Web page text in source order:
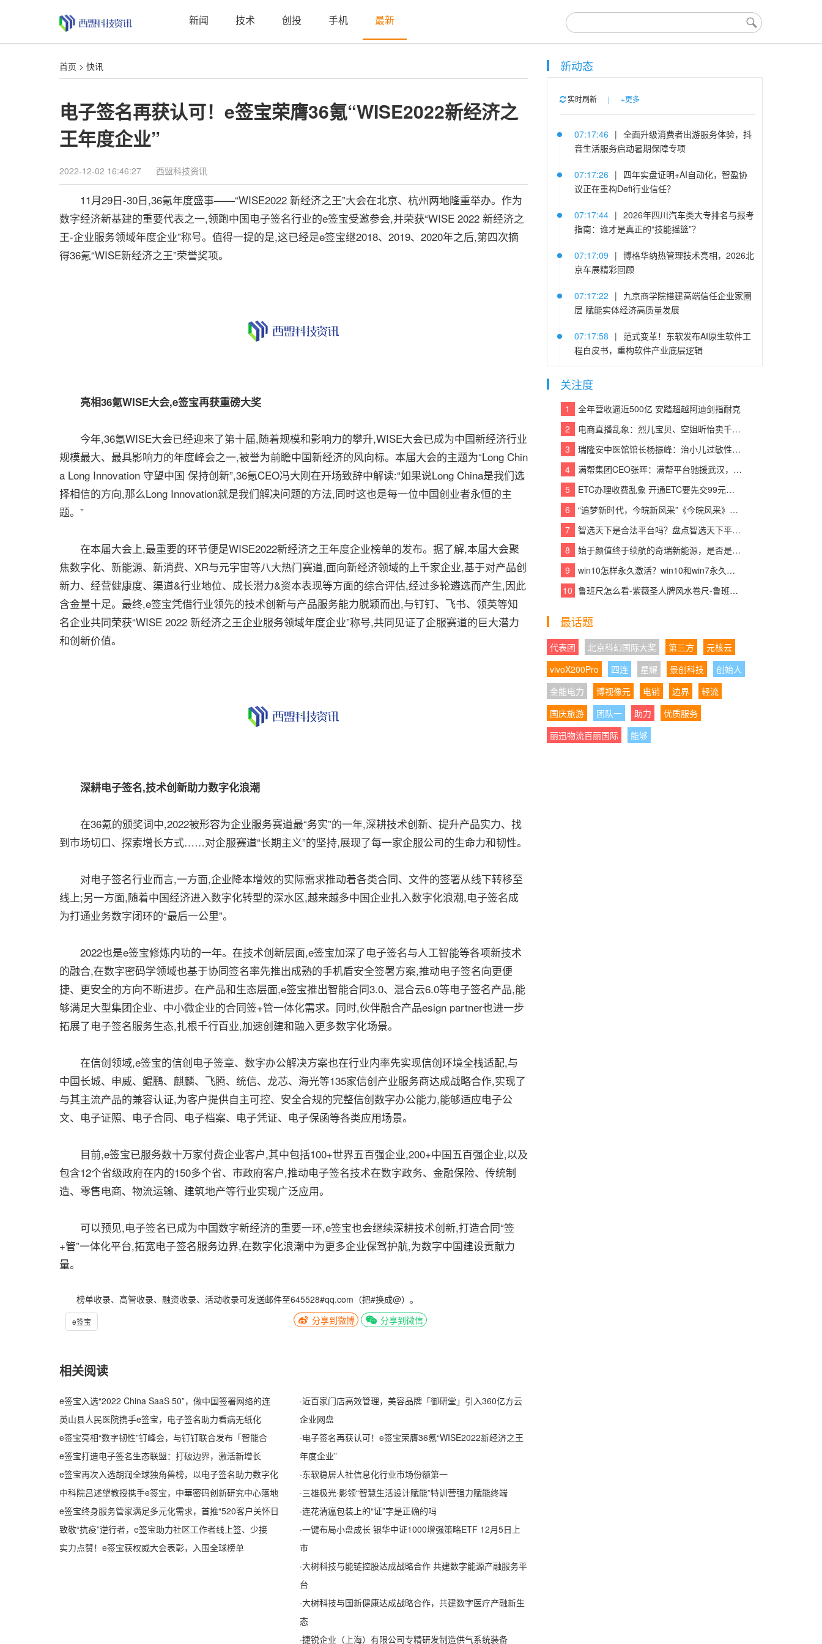
新闻 技术 创投 手机 最新
首页 > 快讯
电子签名再获认可！e签宝荣膺36氪“WISE2022新经济之
王年度企业”
2022-12-02 16:46:27 西盟科技资讯
11月29日-30日,36氪年度盛事——“WISE2022 新经济之王”大会在北京、杭州两地隆重举办。作为
数字经济新基建的重要代表之一,领跑中国电子签名行业的e签宝受邀参会,并荣获“WISE 2022 新经济之
王-企业服务领域年度企业”称号。值得一提的是,这已经是e签宝继2018、2019、2020年之后,第四次摘
得36氪“WISE新经济之王”荣誉奖项。
亮相36氪WISE大会,e签宝再获重磅大奖
今年,36氪WISE大会已经迎来了第十届,随着规模和影响力的攀升,WISE大会已成为中国新经济行业
规模最大、最具影响力的年度峰会之一,被誉为前瞻中国新经济的风向标。本届大会的主题为“Long Chin
a Long Innovation 守望中国 保持创新”,36氪CEO冯大刚在开场致辞中解读:“如果说Long China是我们选
择相信的方向,那么Long Innovation就是我们解决问题的方法,同时这也是每一位中国创业者永恒的主
题。”
在本届大会上,最重要的环节便是WISE2022新经济之王年度企业榜单的发布。据了解,本届大会聚
焦数字化、新能源、新消费、XR与元宇宙等八大热门赛道,面向新经济领域的上千家企业,基于对产品创
新力、经营健康度、渠道&行业地位、成长潜力&资本表现等方面的综合评估,经过多轮遴选而产生,因此
含金量十足。最终,e签宝凭借行业领先的技术创新与产品服务能力脱颖而出,与钉钉、飞书、领英等知
名企业共同荣获“WISE 2022 新经济之王企业服务领域年度企业”称号,共同见证了企服赛道的巨大潜力
和创新价值。
深耕电子签名,技术创新助力数字化浪潮
在36氪的颁奖词中,2022被形容为企业服务赛道最“务实”的一年,深耕技术创新、提升产品实力、找
到市场切口、探索增长方式……对企服赛道“长期主义”的坚持,展现了每一家企服公司的生命力和韧性。
对电子签名行业而言,一方面,企业降本增效的实际需求推动着各类合同、文件的签署从线下转移至
线上;另一方面,随着中国经济进入数字化转型的深水区,越来越多中国企业扎入数字化浪潮,电子签名成
为打通业务数字闭环的“最后一公里”。
2022也是e签宝修炼内功的一年。在技术创新层面,e签宝加深了电子签名与人工智能等各项新技术
的融合,在数字密码学领域也基于协同签名率先推出成熟的手机盾安全签署方案,推动电子签名向更便
捷、更安全的方向不断进步。在产品和生态层面,e签宝推出智能合同3.0、混合云6.0等电子签名产品,能
够满足大型集团企业、中小微企业的合同签+管一体化需求。同时,伙伴融合产品esign partner也进一步
拓展了电子签名服务生态,扎根千行百业,加速创建和融入更多数字化场景。
在信创领域,e签宝的信创电子签章、数字办公解决方案也在行业内率先实现信创环境全栈适配,与
中国长城、申威、鲲鹏、麒麟、飞腾、统信、龙芯、海光等135家信创产业服务商达成战略合作,实现了
与其主流产品的兼容认证,为客户提供自主可控、安全合规的完整信创数字办公能力,能够适应电子公
文、电子证照、电子合同、电子档案、电子凭证、电子保函等各类应用场景。
目前,e签宝已服务数十万家付费企业客户,其中包括100+世界五百强企业,200+中国五百强企业,以及
包含12个省级政府在内的150多个省、市政府客户,推动电子签名技术在数字政务、金融保险、传统制
造、零售电商、物流运输、建筑地产等行业实现广泛应用。
可以预见,电子签名已成为中国数字新经济的重要一环,e签宝也会继续深耕技术创新,打造合同“签
+管”一体化平台,拓宽电子签名服务边界,在数字化浪潮中为更多企业保驾护航,为数字中国建设贡献力
量。
榜单收录、高管收录、融资收录、活动收录可发送邮件至645528#qq.com（把#换成@）。
e签宝 分享到微博 分享到微信
相关阅读
e签宝入选“2022 China SaaS 50”，做中国签署网络的连
英山县人民医院携手e签宝，电子签名助力看病无纸化
e签宝亮相“数字韧性”钉峰会，与钉钉联合发布「智能合
e签宝打造电子签名生态联盟：打破边界，激活新增长
e签宝再次入选胡润全球独角兽榜，以电子签名助力数字化
中科院吕述望教授携手e签宝，中華密码创新研究中心落地
e签宝终身服务管家满足多元化需求，首推“520客户关怀日
致敬“抗疫”逆行者，e签宝助力社区工作者线上签、少接
实力点赞！e签宝获权威大会表彰，入围全球榜单
·近百家门店高效管理，美容品牌「御研堂」引入360亿方云
企业网盘
·电子签名再获认可！e签宝荣膺36氪“WISE2022新经济之王
年度企业”
·东软稳居人社信息化行业市场份额第一
·三雄极光·影领“智慧生活设计赋能”特训营强力赋能终端
·连花清瘟包装上的“证”字是正确的吗
·一键布局小盘成长 银华中证1000增强策略ETF 12月5日上
市
·大树科技与能链控股达成战略合作 共建数字能源产融服务平
台
·大树科技与国新健康达成战略合作，共建数字医疗产融新生
态
·捷锐企业（上海）有限公司专精研发制造供气系统装备
新动态
实时刷新 | +更多
07:17:46 | 全面升级消费者出游服务体验，抖
音生活服务启动暑期保障专项
07:17:26 | 四年实盘证明+AI自动化，智盈协
议正在重构Defi行业信任？
07:17:44 | 2026年四川汽车类大专排名与报考
指南：谁才是真正的“技能摇篮”？
07:17:09 | 博格华纳热管理技术亮相，2026北
京车展精彩回顾
07:17:22 | 九京商学院搭建高端信任企业家圈
层 赋能实体经济高质量发展
07:17:58 | 范式变革！东软发布AI原生软件工
程白皮书，重构软件产业底层逻辑
05:25:14
把豪华SUV价值重新拉高
05:22:48 | 践行算力普惠 赋能中小企业 | 易信
“易Token”模型服务平台重磅发布
05:21:37 | 老司机晋级当老板 欧马可冷藏车护
航李师傅创业路
05:21:03 | 东风汽金：猛士荣获中央企业品牌
引领行动第二批优秀“产品品牌”
05:21:39 | 疯狂伴习：深耕智能教育赛道 以硬
核产品赋能青少年英语高效学习
05:21:29 |
以标杆示范助力产业发展大局，千
年舟智木艺墅匠心打造装配式木结构建筑精品力
在给出新的答案
04:28:06 | AI都免费了，你的录音笔还在收“转
写保护费”？或许有更聪明的方案
04:28:08 |
携手民进同心筑书香,学大教育以公
益践行企业担当
关注度
1
全年营收逼近500亿 安踏超越阿迪剑指耐克
2
电商直播乱象：烈儿宝贝、空姐昕怡卖千万假货被诉
3
瑞隆安中医馆馆长杨振峰：治小儿过敏性咳嗽 有奇招
4
满帮集团CEO张晖：满帮平台驰援武汉，全力保障应急物资运输
5
ETC办理收费乱象 开通ETC要先交99元设备费？
6
“追梦新时代，今皖新风采”《今皖风采》栏目正式启动！
7
智选天下是合法平台吗？盘点智选天下平台实力
8
始于颜值终于续航的奇瑞新能源，是否是你想要的那款车？
9
win10怎样永久激活？win10和win7永久激活的方法和激活码
10 鲁班尺怎么看-紫薇圣人牌风水卷尺-鲁班尺吉数查询速查表
最话题
代表团 北京科幻国际大奖 第三方
元核云
vivoX200Pro
四连 星耀 景创科技
创始人
金能电力
博视像元 电销 边界
轻流
国庆旅游
团队一 助力
优质服务
丽迅物流百丽国际
能够